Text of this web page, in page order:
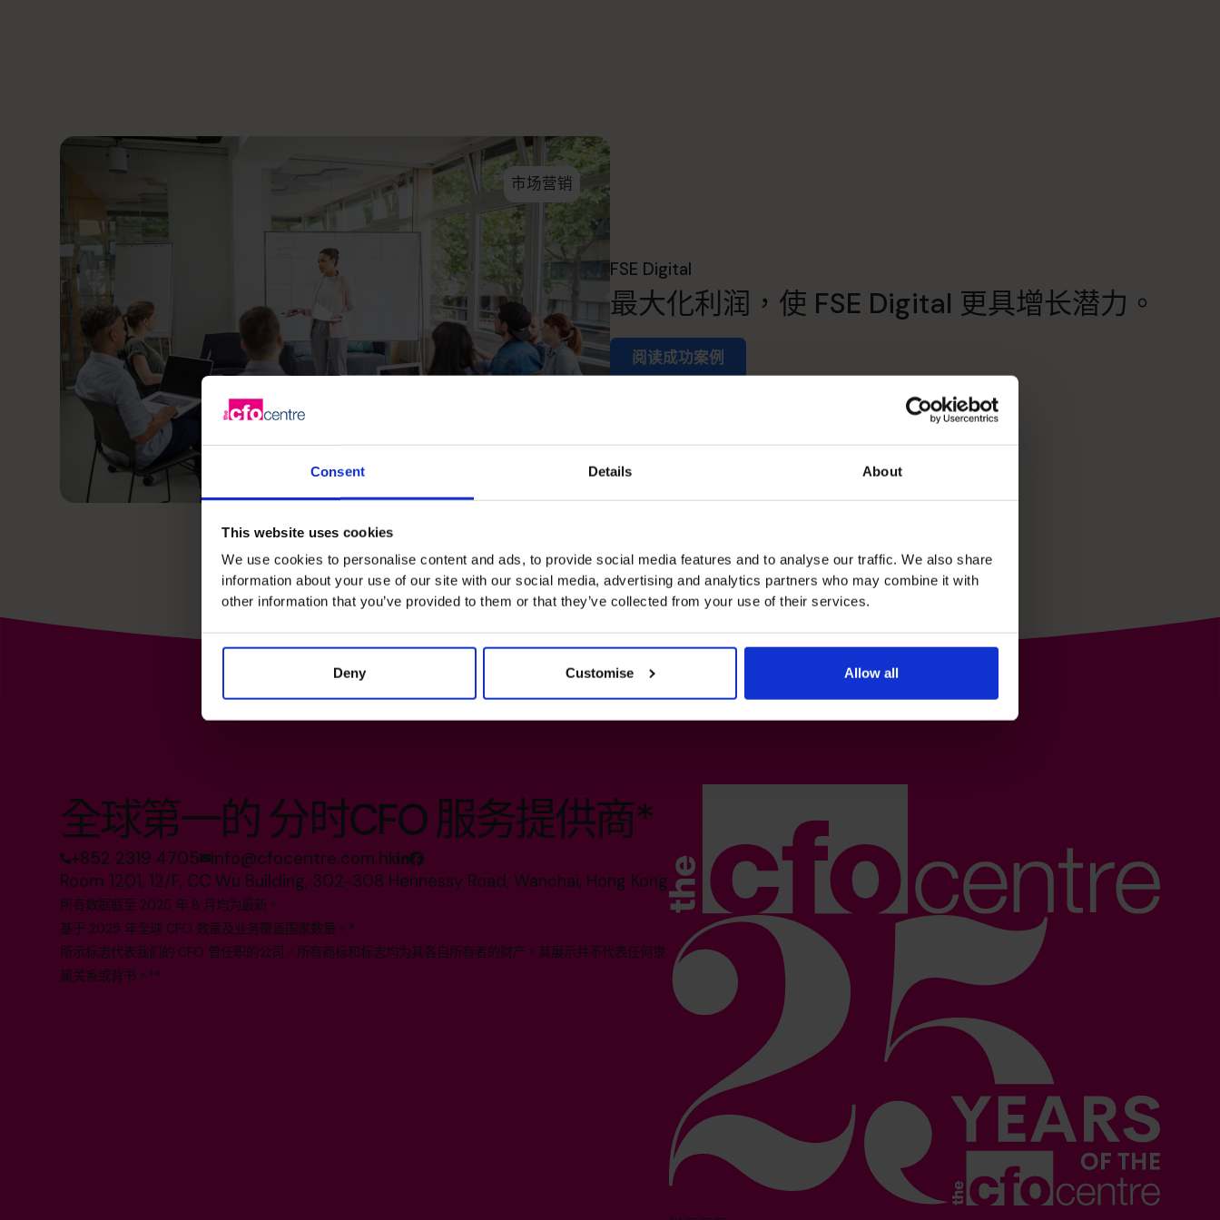
Consent Details About
This website uses cookies
We use cookies to personalise content and ads, to provide social media features and to analyse our traffic. We also share
information about your use of our site with our social media, advertising and analytics partners who may combine it with
other information that you’ve provided to them or that they’ve collected from your use of their services.
Deny Customise Allow all
市场营销
FSE Digital
最大化利润，使 FSE Digital 更具增长潜力。
阅读成功案例
全球第一的 分时CFO 服务提供商*
+852 2319 4705 info@cfocentre.com.hk
Room 1201, 12/F, CC Wu Building, 302-308 Hennessy Road, Wanchai, Hong Kong
所有数据截至 2025 年 8 月均为最新。
基于 2025 年全球 CFO 数量及业务覆盖国家数量。*
所示标志代表我们的 CFO 曾任职的公司。所有商标和标志均为其各自所有者的财产。其展示并不代表任何隶
属关系或背书。**